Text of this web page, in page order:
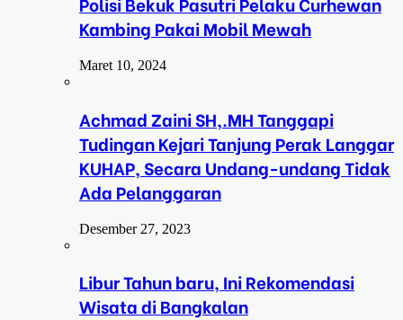
Kambing Pakai Mobil Mewah
Maret 10, 2024
Achmad Zaini SH,.MH Tanggapi
Tudingan Kejari Tanjung Perak Langgar
KUHAP, Secara Undang-undang Tidak
Ada Pelanggaran
Desember 27, 2023
Libur Tahun baru, Ini Rekomendasi
Wisata di Bangkalan